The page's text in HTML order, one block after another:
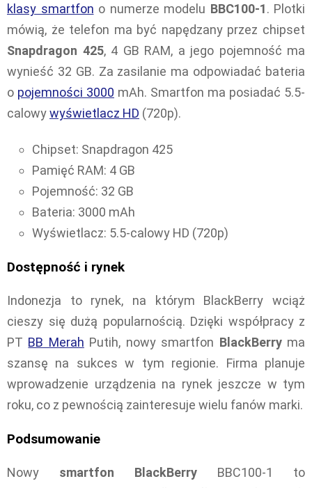
klasy smartfon o numerze modelu BBC100-1. Plotki
mówią, że telefon ma być napędzany przez chipset
Snapdragon 425, 4 GB RAM, a jego pojemność ma
wynieść 32 GB. Za zasilanie ma odpowiadać bateria
o pojemności 3000 mAh. Smartfon ma posiadać 5.5-
calowywyświetlacz HD (720p).
Chipset: Snapdragon 425
Pamięć RAM: 4 GB
Pojemność: 32 GB
Bateria: 3000 mAh
Wyświetlacz: 5.5-calowy HD (720p)
Dostępność i rynek
Indonezja to rynek, na którym BlackBerry wciąż
cieszy się dużą popularnością. Dzięki współpracy z
PT BB Merah Putih, nowy smartfon BlackBerryma
szansę na sukces w tym regionie. Firma planuje
wprowadzenie urządzenia na rynek jeszcze w tym
roku, co z pewnością zainteresuje wielu fanów marki.
Podsumowanie
Nowy smartfon BlackBerry BBC100-1 to